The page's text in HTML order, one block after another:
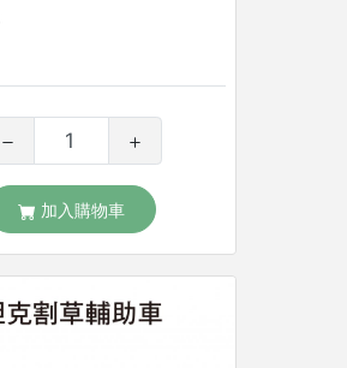
加入購物車